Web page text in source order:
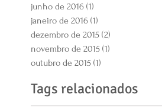
junho de 2016 (1)
janeiro de 2016 (1)
dezembro de 2015 (2)
novembro de 2015 (1)
outubro de 2015 (1)
Tags relacionados